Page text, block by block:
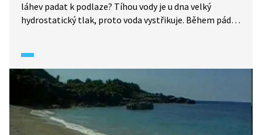
láhev padat k podlaze? Tíhou vody je u dna velký
hydrostatický tlak, proto voda vystřikuje. Během pádu